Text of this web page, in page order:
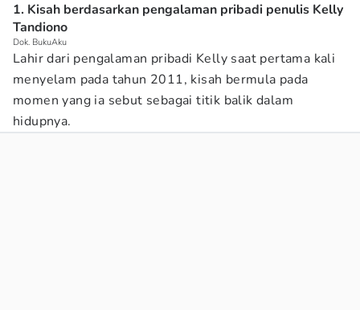
1. Kisah berdasarkan pengalaman pribadi penulis Kelly
Tandiono
Dok. BukuAku
Lahir dari pengalaman pribadi Kelly saat pertama kali
menyelam pada tahun 2011, kisah bermula pada
momen yang ia sebut sebagai titik balik dalam
hidupnya.